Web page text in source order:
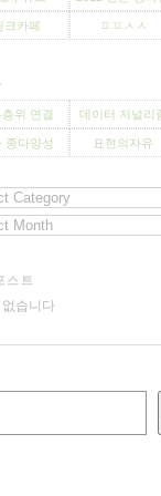
크카페 ㅍㅍㅅㅅ
위 연결 데이터 저널리
종다양성 표현의자유
스트
없습니다